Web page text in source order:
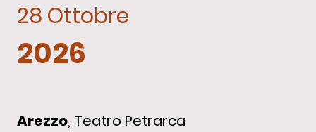
28 Ottobre
2026
Arezzo, Teatro Petrarca